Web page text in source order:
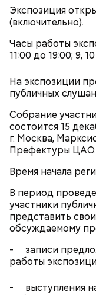
Экспозиция
(включительно).
Часы работы
11:00 до 19:00; 9,
На экспозиции
публичных
Собрание
состоится 15
г. Москва,
Префектуры ЦАО.
Время начала
В период
участники
представить
обсуждаемому
- записи
работы
- выступления
В общем,
Особое внимание
возможностями.
общедоступные
квартиры. Входы
уровня земли без
будет
в здание
открыванием